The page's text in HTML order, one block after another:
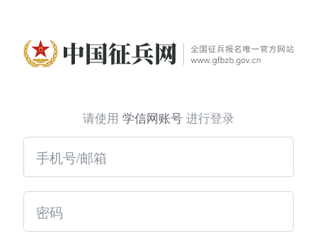
请使用 学信网账号 进行登录